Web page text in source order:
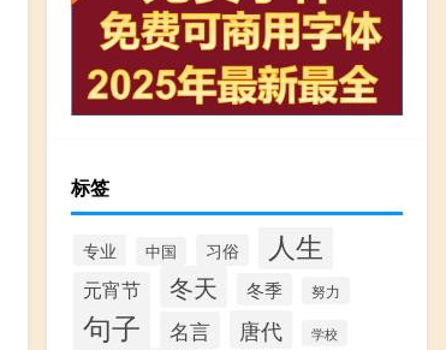
标签
专业 中国 习俗 人生
元宵节 冬天 冬季 努力
句子 名言 唐代 学校